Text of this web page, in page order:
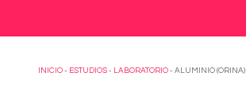
INICIO - ESTUDIOS - LABORATORIO - ALUMINIO (ORINA)